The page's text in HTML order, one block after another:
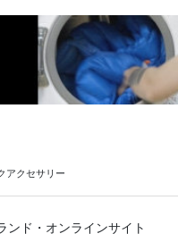
アクセサリー
ンド・オンラインサイト